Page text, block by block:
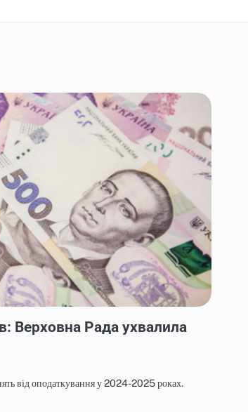
Верховна Рада ухвалила
від оподаткування у 2024-2025 роках.